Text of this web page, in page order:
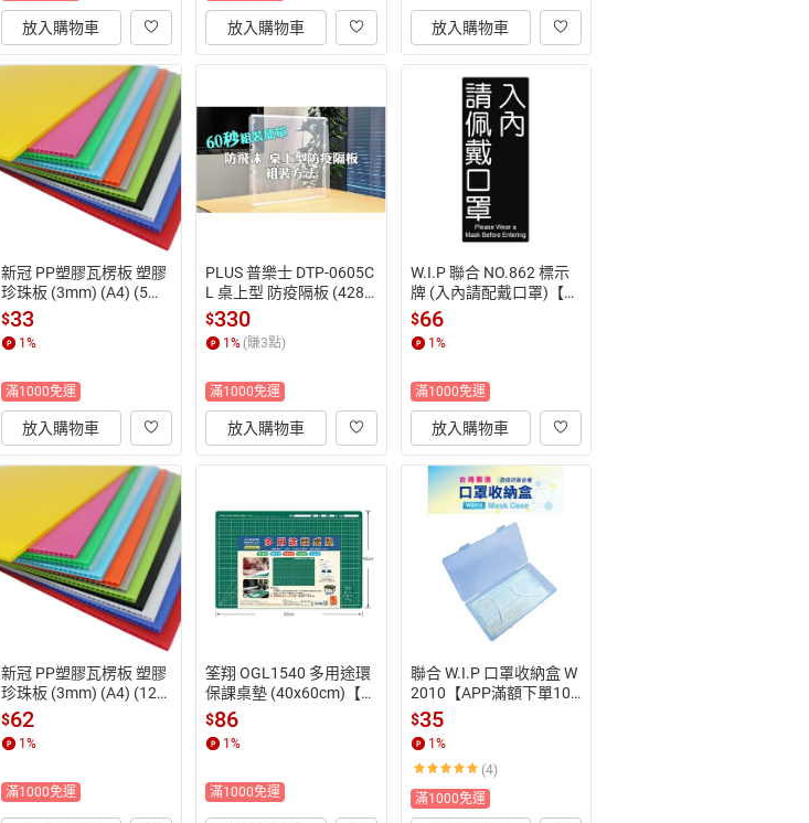
放入購物車 放入購物車 放入購物車
新冠 PP塑膠瓦楞板 塑膠
珍珠板 (3mm) (A4) (5入)
(混色)【APP滿額下單1
0%點數(單一帳號最高15
00點)】8/31止
$33
1%
滿1000免運
放入購物車
PLUS 普樂士 DTP-0605C
L 桌上型 防疫隔板 (428-
627) (1枚)【APP滿額下
單10%點數(單一帳號最
高1500點)】8/31止
$330
1% (賺3點)
滿1000免運
放入購物車
W.I.P 聯合 NO.862 標示
牌 (入內請配戴口罩)【A
PP滿額下單10%點數(單
一帳號最高1500點)】8/
31止
$66
1%
滿1000免運
放入購物車
新冠 PP塑膠瓦楞板 塑膠
珍珠板 (3mm) (A4) (12
入) (混色)【APP滿額下
單10%點數(單一帳號最
高1500點)】8/31止
$62
1%
滿1000免運
筌翔 OGL1540 多用途環
保課桌墊 (40x60cm)【A
PP滿額下單10%點數(單
一帳號最高1500點)】8/
31止
$86
1%
滿1000免運
聯合 W.I.P 口罩收納盒 W
2010【APP滿額下單10%
點數(單一帳號最高1500
點)】8/31止
$35
1%
(4)
滿1000免運